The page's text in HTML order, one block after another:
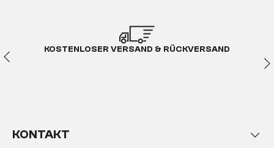
KOSTENLOSER VERSAND & RÜCKVERSAND
KONTAKT